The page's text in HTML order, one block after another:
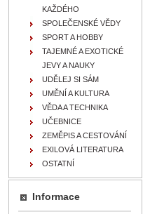
KAŽDÉHO
SPOLEČENSKÉ VĚDY
SPORT A HOBBY
TAJEMNÉ A EXOTICKÉ
JEVY A NAUKY
UDĚLEJ SI SÁM
UMĚNÍ A KULTURA
VĚDA A TECHNIKA
UČEBNICE
ZEMĚPIS A CESTOVÁNÍ
EXILOVÁ LITERATURA
OSTATNÍ
Informace